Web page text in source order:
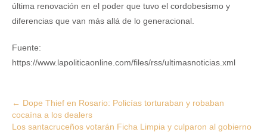
última renovación en el poder que tuvo el cordobesismo y
diferencias que van más allá de lo generacional.
Fuente:
https://www.lapoliticaonline.com/files/rss/ultimasnoticias.xml
Post
navigation
← Dope Thief en Rosario: Policías torturaban y robaban
cocaína a los dealers
Los santacruceños votarán Ficha Limpia y culparon al gobierno